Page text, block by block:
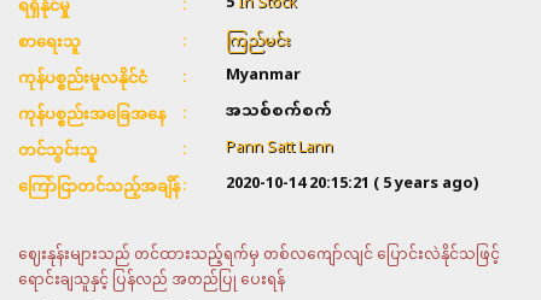
ရရှိနိုင်မှု
စာရေးသူ
ကြည်မင်း
ကုန်ပစ္စည်းမူလနိုင်ငံ
Myanmar
ကုန်ပစ္စည်းအခြေအနေ အသစ်စက်စက်
တင်သွင်းသူ Pann Satt Lann
ကြော်ငြာတင်သည့်အချိန် 2020-10-14 20:15:21 ( 5 years ago)
ဈေးနုန်းများသည် တင်ထားသည့်ရက်မှ တစ်လကျော်လျင် ပြောင်းလဲနိုင်သဖြင့်
ရောင်းချသူနှင့် ပြန်လည် အတည်ပြု ပေးရန်